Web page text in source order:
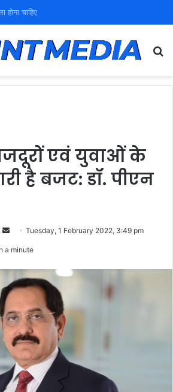
नेतृत्व
एवं युवाओं के
है बजट: डॉ. पीएन
SendTuesday, 1 February 2022, 3:49 pm
a minute